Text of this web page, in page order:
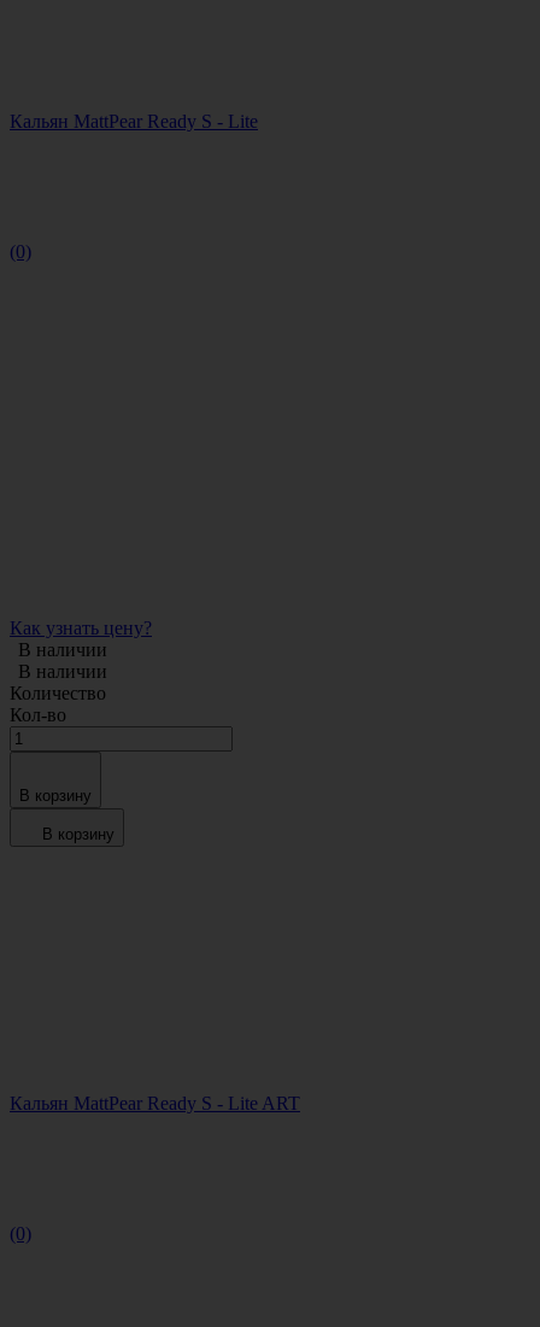
Кальян MattPear Ready S - Lite
(0)
Как узнать цену?
В наличии
В наличии
Количество
Кол-во
В корзину
В корзину
Кальян MattPear Ready S - Lite ART
(0)